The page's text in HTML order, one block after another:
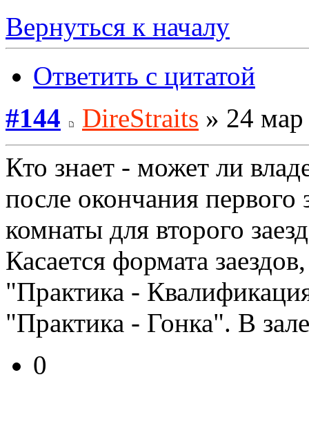
Вернуться к началу
Ответить с цитатой
#144
DireStraits » 24
Кто знает - может ли
после окончания первого
комнаты для второго
Касается формата
"Практика -
"Практика - Гонка". В
0